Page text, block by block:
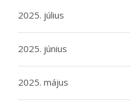
2025. július
2025. június
2025. május